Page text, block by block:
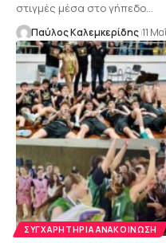
στιγμές μέσα στο γήπεδο…
Παύλος Καλεμκερίδης 11
ΣΥΓΧΑΡΗΤΉΡΙΑ ΑΝΑΚΟΊΝΩΣΗ